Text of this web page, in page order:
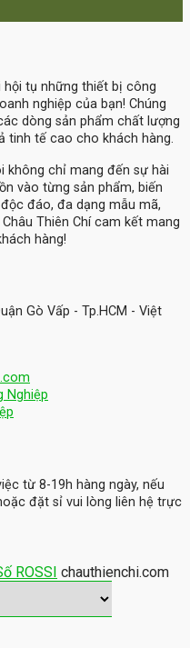
tụ những thiết bị công
nghiệp của bạn! Chúng
dòng sản phẩm chất lượng
tinh tế cao cho khách hàng.
không chỉ mang đến sự hài
vào từng sản phẩm, biến
đáo, đa dạng mẫu mã,
Thiên Chí cam kết mang
hàng!
Gò Vấp - Tp.HCM - Việt
Nghiệp
từ 8-19h hàng ngày, nếu
đặt sỉ vui lòng liên hệ trực
ROSSI chauthienchi.com